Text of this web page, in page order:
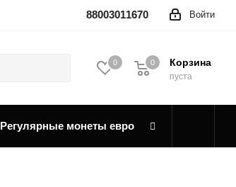
Войти
88003011670
0 Корзина
0
пуста
0
Регулярные монеты евро